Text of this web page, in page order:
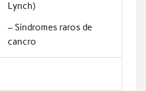
Lynch)
– Síndromes raros de
cancro